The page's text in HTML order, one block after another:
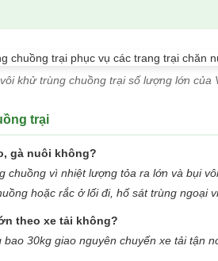
khử trùng chuồng trại số lượng lớn của
trại
gà nuôi không?
vì nhiệt lượng tỏa ra lớn và bụi
hoặc rắc ở lối đi, hố sát trùng ngoại
theo xe tải không?
30kg giao nguyên chuyến xe tải tận